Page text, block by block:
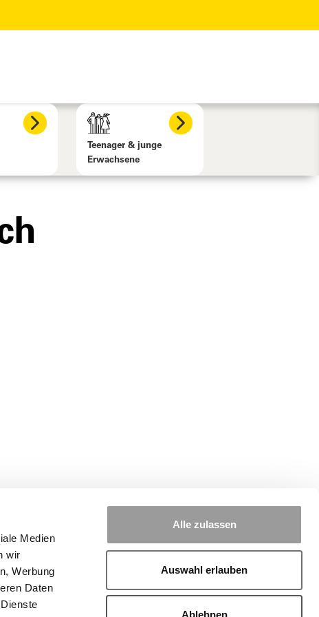
Medien
wir
Werbung
Daten
Alle zulassen
Auswahl erlauben
Ablehnen
Teenager & junge
Erwachsene